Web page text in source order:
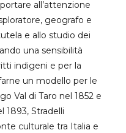
all’attenzione
geografo e
e allo studio dei
una sensibilità
indigeni e per la
un modello per le
Val di Taro nel 1852 e
1893, Stradelli
culturale tra Italia e